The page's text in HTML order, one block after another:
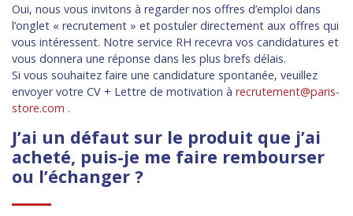
Oui, nous vous invitons à regarder nos offres d’emploi dans
l’onglet « recrutement » et postuler directement aux offres qui
vous intéressent. Notre service RH recevra vos candidatures et
vous donnera une réponse dans les plus brefs délais.
Si vous souhaitez faire une candidature spontanée, veuillez
envoyer votre CV + Lettre de motivation à recrutement@paris-
store.com .
J’ai un défaut sur le produit que j’ai
acheté, puis-je me faire rembourser
ou l’échanger ?